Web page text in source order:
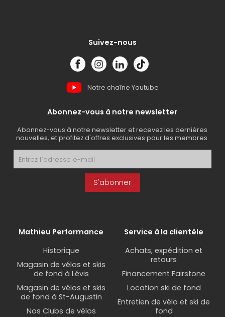
Suivez-nous
Notre chaîne Youtube
Abonnez-vous à notre newsletter
Abonnez-vous à notre newsletter et recevez les dernières
nouvelles, et profitez d'offres exclusives pour les membres.
S'abonner
Mathieu Performance
Historique
Magasin de vélos et skis
de fond à Lévis
Magasin de vélos et skis
de fond à St-Augustin
Nos Clubs de vélos
Service à la clientèle
Achats, expédition et
retours
Financement Fairstone
Location ski de fond
Entretien de vélo et ski de
fond